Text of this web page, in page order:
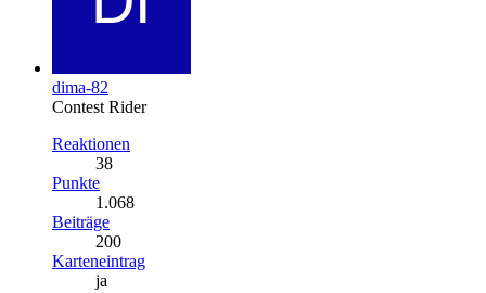
dima-82
Contest Rider
Reaktionen
38
Punkte
1.068
Beiträge
200
Karteneintrag
ja